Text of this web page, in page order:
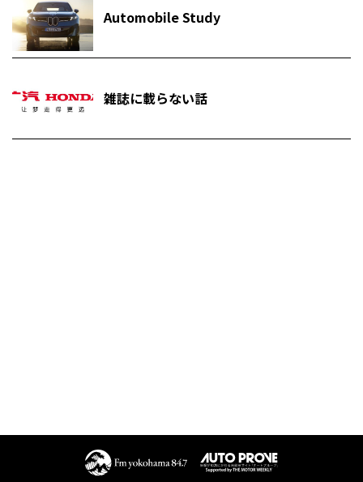
Automobile Study
雑誌に載らない話